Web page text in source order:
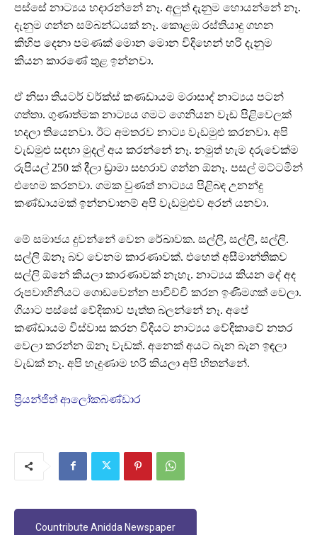
පස්සේ නාට්‍යය හදාරන්නේ නෑ. අලුත් දැනුම හොයන්නේ නෑ.
දැනුම ගන්න සම්බන්ධයක් නෑ. කොළඹ රස්තියාදු ගහන
කිහිප දෙනා පමණක් මොන මොන විදිහෙන් හරි දැනුම
කියන කාරණේ තුළ ඉන්නවා.
ඒ නිසා තියටර් වර්ක්ස් කණඩායම මරාසාද් නාට්‍යය පටන්
ගත්තා. ගුණාත්මක නාට්‍යය ගමට ගෙනියන වැඩ පිළිවෙලක්
හදලා තියෙනවා. ඊට අමතරව නාට්‍ය වැඩමුළු කරනවා. අපි
වැඩමුළු සඳහා මුදල් අය කරන්නේ නෑ. නමුත් හැම දරුවෙක්ම
රුපියල් 250 ක් දීලා ඩ්‍රාමා සඟරාව ගන්න ඕනෑ. පසල් මට්ටමින්
එහෙම කරනවා. ගමක වුණත් නාට්‍යය පිළිබඳ උනන්දු
කණ්ඩායමක් ඉන්නවානම් අපි වැඩමුළුව අරන් යනවා.
මේ සමාජය දුවන්නේ වෙන රේඛාවක. සල්ලි, සල්ලි, සල්ලි.
සල්ලි ඕනෑ බව වෙනම කාරණාවක්. එහෙත් අසීමාන්තිකව
සල්ලි ඕනේ කියලා කාරණාවක් නැහැ. නාට්‍යය කියන දේ අද
රූපවාහිනියට ගොඩවෙන්න පාවිච්චි කරන ඉණිමගක් වෙලා.
ගියාට පස්සේ වේදිකාව පැත්ත බලන්නේ නෑ. අපේ
කණ්ඩායම විස්වාස කරන විදියට නාට්‍යය වේදිකාවේ නතර
වෙලා කරන්න ඕනෑ වැඩක්. අනෙක් අයට බැන බැන ඉඳලා
වැඩක් නෑ. අපි හැදුණාම හරි කියලා අපි හිතන්නේ.
ප්‍රියන්ජිත් ආලෝකබණ්ඩාර
Countribute Anidda Newspaper